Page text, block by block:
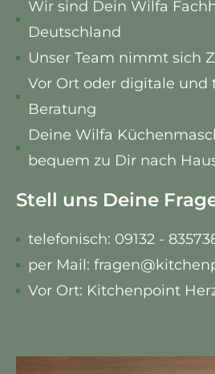
Wir sind Dein Wilfa
Deutschland
Unser Team nimmt sich
Vor Ort oder digitale und
Beratung
Deine Wilfa
bequem zu Dir nach
Stell uns Deine
telefonisch: 09132 -
per Mail:
Vor Ort: Kitchenpoint